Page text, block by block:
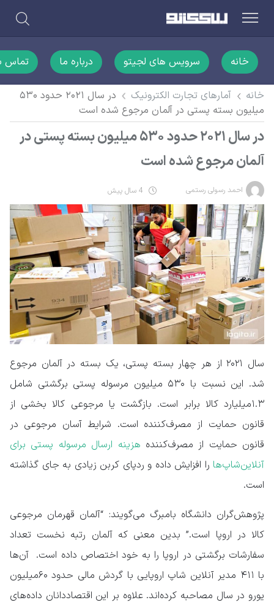
خانه سرویس های لجیتو درباره ما تماس
خانه آمارهای تجارت الکترونیک
در سال ۲۰۲۱ حدود ۵۳۰
میلیون بسته پستی در آلمان مرجوع شده است
در سال ۲۰۲۱ حدود ۵۳۰ میلیون بسته پستی در
آلمان مرجوع شده است
احمد رسولی رستمی
سال ۲۰۲۱ از هر چهار بسته پستی، یک بسته در آلمان مرجوع
شد. این نسبت با ۵۳۰ میلیون مرسوله پستی برگشتی شامل
۱.۳میلیارد کالا برابر است. بازگشت یا مرجوعی کالا بخشی از
قانون حمایت از مصرف‌کننده است. شرایط آسان مرجوعی در
قانون حمایت از مصرف‌کننده هزینه ارسال مرسوله پستی برای
آنلاین‌شاپ‌ها را افزایش داده و ردپای کربن زیادی به جای گذاشته
است.
پژوهش‌گران دانشگاه بامبرگ می‌گویند: “آلمان قهرمان مرجوعی
کالا در اروپا است.” بدین معنی که آلمان رتبه نخست تعداد
سفارشات برگشتی در اروپا را به خود اختصاص داده است. آن‌ها
با ۴۱۱ مدیر آنلاین شاپ اروپایی با گردش مالی حدود ۶۰میلیون
یورو در سال مصاحبه کرده‌اند. علاوه بر این اقتصاددانان داده‌های